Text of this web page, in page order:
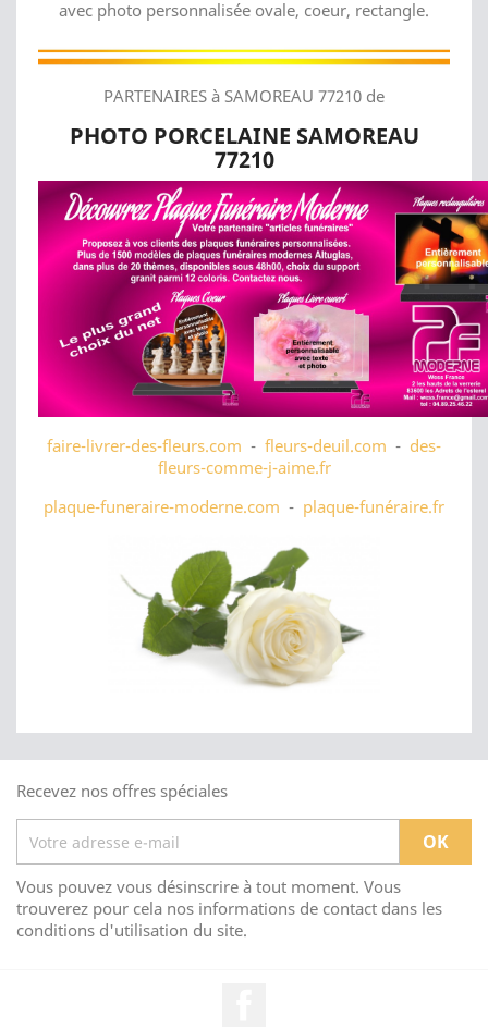
avec photo personnalisée ovale, coeur, rectangle.
PARTENAIRES à SAMOREAU 77210 de
PHOTO PORCELAINE SAMOREAU
77210
faire-livrer-des-fleurs.com - fleurs-deuil.com - des-
fleurs-comme-j-aime.fr
plaque-funeraire-moderne.com - plaque-funéraire.fr
Recevez nos offres spéciales
Vous pouvez vous désinscrire à tout moment. Vous
trouverez pour cela nos informations de contact dans les
conditions d'utilisation du site.